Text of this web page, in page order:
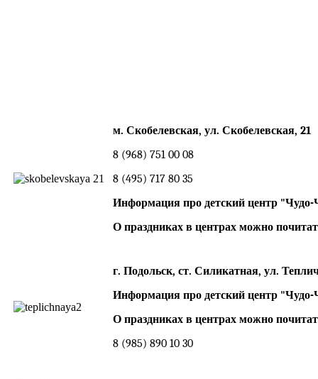
м. Скобелевская, ул. Скобелевская, 21
8 (968) 751 00 08
8 (495) 717 80 35
Информация про детский центр
О праздниках в центрах можно
г. Подольск, ст. Силикатная, ул.
Информация про детский центр
О праздниках в центрах можно
8 (985) 890 10 30